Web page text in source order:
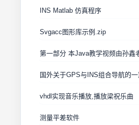
INS Matlab 仿真程序
Svgacc图形库示例.zip
国外关于GPS与INS组合导航的
vhdl实现音乐播放,播放梁祝乐曲
测量平差软件